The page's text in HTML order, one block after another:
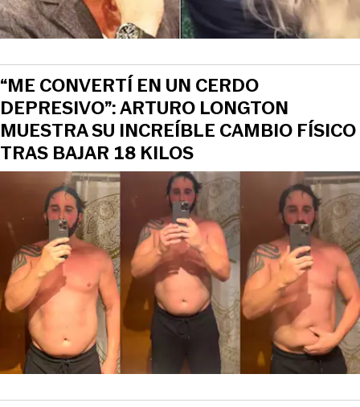
“ME CONVERTÍ EN UN CERDO
DEPRESIVO”: ARTURO LONGTON
MUESTRA SU INCREÍBLE CAMBIO FÍSICO
TRAS BAJAR 18 KILOS